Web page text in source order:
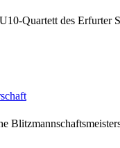
Quartett des Erfurter